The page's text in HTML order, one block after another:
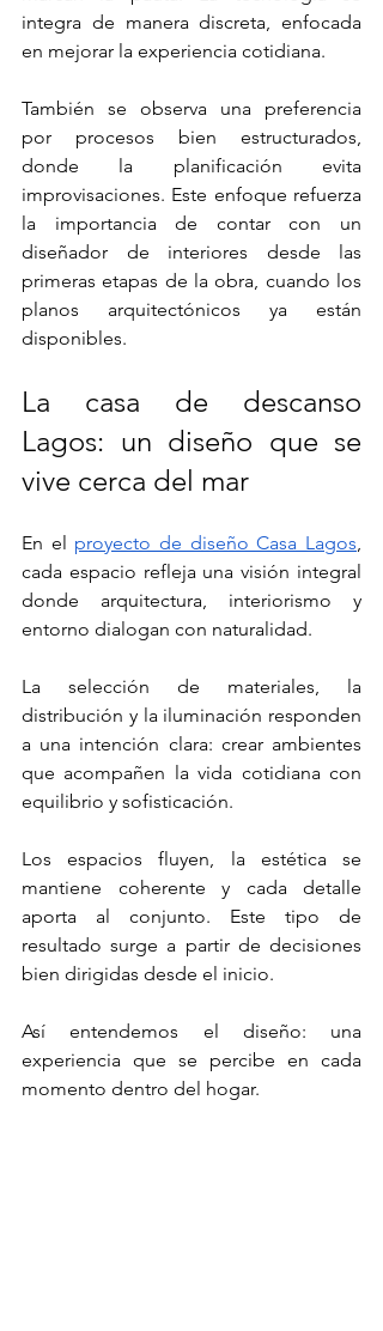
integra de manera discreta, enfocada
en mejorar la experiencia cotidiana.
También se observa una preferencia
por procesos bien estructurados,
donde la planificación evita
improvisaciones. Este enfoque refuerza
la importancia de contar con un
diseñador de interiores desde las
primeras etapas de la obra, cuando los
planos arquitectónicos ya están
disponibles.
La casa de descanso
Lagos: un diseño que se
vive cerca del mar
En el proyecto de diseño Casa Lagos
cada espacio refleja una visión integral
donde arquitectura, interiorismo y
entorno dialogan con naturalidad.
La selección de materiales, la
distribución y la iluminación responden
a una intención clara: crear ambientes
que acompañen la vida cotidiana con
equilibrio y sofisticación.
Los espacios fluyen, la estética se
mantiene coherente y cada detalle
aporta al conjunto. Este tipo de
resultado surge a partir de decisiones
bien dirigidas desde el inicio.
Así entendemos el diseño: una
experiencia que se percibe en cada
momento dentro del hogar.